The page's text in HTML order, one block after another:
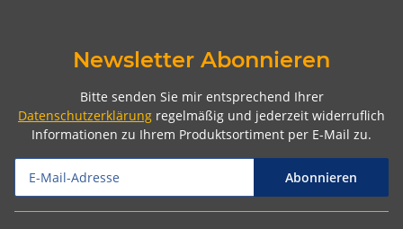
Newsletter Abonnieren
Bitte senden Sie mir entsprechend Ihrer
Datenschutzerklärung regelmäßig und jederzeit widerruflich
Informationen zu Ihrem Produktsortiment per E-Mail zu.
Abonnieren